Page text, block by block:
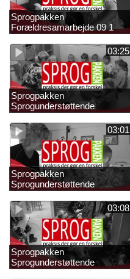
Sprogpakken
Forældresamarbejde 09 1
03:25
Sprogpakken
Sprogunderstøttende
strategier 01 4
03:01
Sprogpakken
Sprogunderstøttende
strategier 01 3
03:08
Sprogpakken
Sprogunderstøttende
strategier 01 1